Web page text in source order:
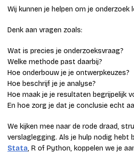
Wij kunnen je helpen om je onderzoek
Denk aan vragen zoals:
Wat is precies je onderzoeksvraag?
Welke methode past daarbij?
Hoe onderbouw je je ontwerpkeuzes?
Hoe beschrijf je je analyse?
Hoe maak je je resultaten begrijpelijk
En hoe zorg je dat je conclusie echt
We kijken mee naar de rode draad,
verslaglegging. Als je hulp nodig hebt
Stata, R of Python, koppelen we je